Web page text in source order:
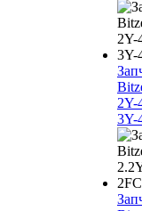
2Y-
3Y-